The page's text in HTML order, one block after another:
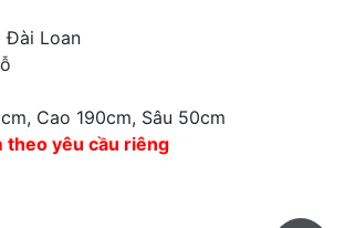
Đài Loan
Cao 190cm, Sâu 50cm
theo yêu cầu riêng